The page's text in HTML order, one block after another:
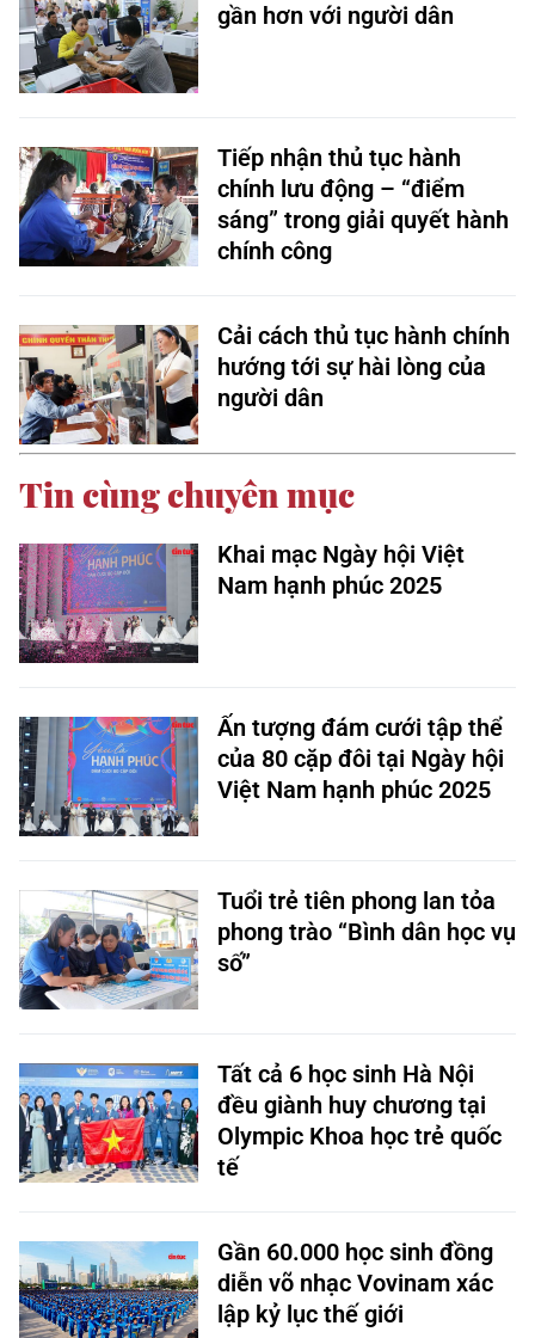
gần hơn với người dân
Tiếp nhận thủ tục hành
chính lưu động – “điểm
sáng” trong giải quyết hành
chính công
Cải cách thủ tục hành chính
hướng tới sự hài lòng của
người dân
Tin cùng chuyên mục
Khai mạc Ngày hội Việt
Nam hạnh phúc 2025
Ấn tượng đám cưới tập thể
của 80 cặp đôi tại Ngày hội
Việt Nam hạnh phúc 2025
Tuổi trẻ tiên phong lan tỏa
phong trào “Bình dân học vụ
số”
Tất cả 6 học sinh Hà Nội
đều giành huy chương tại
Olympic Khoa học trẻ quốc
tế
Gần 60.000 học sinh đồng
diễn võ nhạc Vovinam xác
lập kỷ lục thế giới